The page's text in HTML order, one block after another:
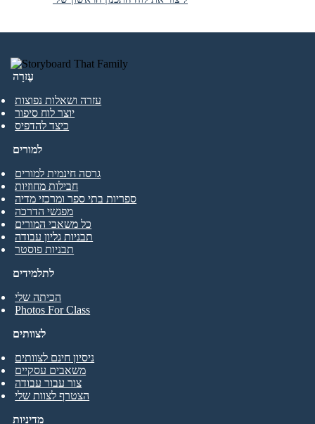
עֶזרָה
עזרה ושאלות נפוצות
יוצר לוח סיפור
כיצד להדפיס
לתלמידים
הכיתה שלי
Photos For Class
למורים
גרסה חינמית למורים
חבילות מחוזיות
ספריות בתי ספר ומרכזי מדיה
מפגשי הדרכה
כל משאבי המורים
תבניות גליון עבודה
תבניות פוסטר
לצוותים
ניסיון חינם לצוותים
משאבים עסקיים
צור עבור עבודה
הצטרף לצוות שלי
מדיניות